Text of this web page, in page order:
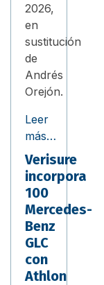
2026,
en
sustitución
de
Andrés
Orejón.
Leer
más…
Verisure
incorpora
100
Mercedes-
Benz
GLC
con
Athlon